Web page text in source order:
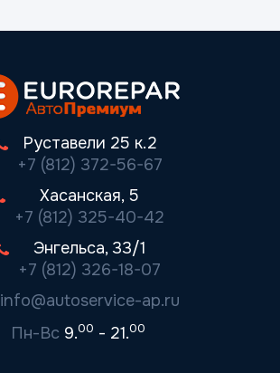
Руставели 25 к.2
+7 (812) 372-56-67
Хасанская, 5
+7 (812) 325-40-42
Энгельса, 33/1
+7 (812) 326-18-07
info@autoservice-ap.ru
Пн-Вс 9.00 - 21.00